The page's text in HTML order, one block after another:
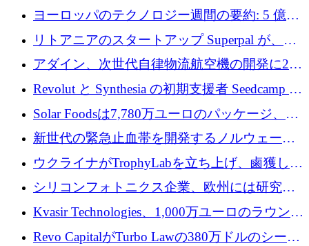
Instrumentsが3億8,000万ドルを調達
ヨーロッパのテクノロジー週間の要約: 5 億
8,500 万ユーロを超える 60 以上のテクノロジ
ー資金調達取引
リトアニアのスタートアップ Superpal が、
Slack 内に構築された AI コワーカー プラット
フォームのために 50 万ユーロを調達
アダイン、次世代自律物流航空機の開発に250
万ユーロを確保
Revolut と Synthesia の初期支援者 Seedcamp が
3 億 2,000 万ドルを調達、米国に投資
Solar Foodsは7,780万ユーロのパッケージ、5
億ユーロの防衛および二重用途成長基金EDM
を開始、ヨーロッパのシリコンフォトニクス
に警告
新世代の緊急止血帯を開発するノルウェーの
スタートアップ企業を紹介する
ウクライナがTrophyLabを立ち上げ、鹵獲した
ロシア兵器を戦場の研究開発プラットフォー
ムに変える
シリコンフォトニクス企業、欧州には研究を
商業的に成功させるためのインフラが不足し
Kvasir Technologies、1,000万ユーロのラウンド
で成長を促進
Revo CapitalがTurbo Lawの380万ドルのシード